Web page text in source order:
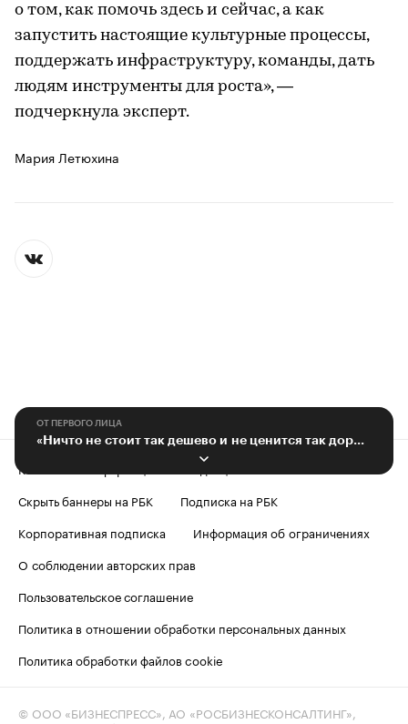
о том, как помочь здесь и сейчас, а как
запустить настоящие культурные процессы,
поддержать инфраструктуру, команды, дать
людям инструменты для роста», —
подчеркнула эксперт.
Мария Летюхина
ОТ ПЕРВОГО ЛИЦА
Контактная информация
Редакция
Скрыть баннеры на РБК
Подписка на РБК
Корпоративная подписка
Информация об ограничениях
О соблюдении авторских прав
Пользовательское соглашение
Политика в отношении обработки персональных данных
Политика обработки файлов cookie
© ООО «БИЗНЕСПРЕСС», АО «РОСБИЗНЕСКОНСАЛТИНГ»,